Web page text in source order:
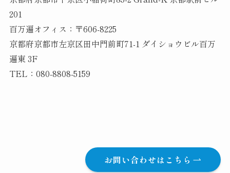
201
百万遍オフィス：〒606-8225
京都府京都市左京区田中門前町71-1 ダイショウビル百万
遍東 3F
TEL：080-8808-5159
お問い合わせはこちら